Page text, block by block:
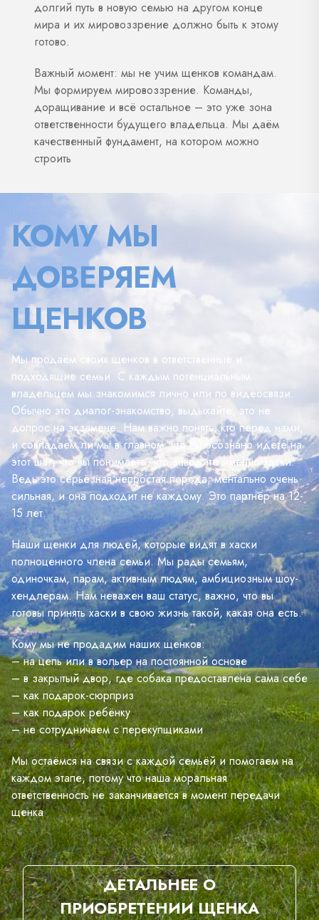
долгий путь в новую семью на другом конце
мира и их мировоззрение должно быть к этому
готово.
Важный момент: мы не учим щенков командам.
Мы формируем мировоззрение. Команды,
доращивание и всё остальное – это уже зона
ответственности будущего владельца. Мы даём
качественный фундамент, на котором можно
строить
КОМУ МЫ
ДОВЕРЯЕМ
ЩЕНКОВ
Мы продаём своих щенков в ответственные и
подходящие семьи. С каждым потенциальным
владельцем мы знакомимся лично или по видеосвязи.
Обычно это диалог-знакомство, выдыхайте, это не
допрос на экзамене. Нам важно понять, кто перед нами,
и совпадаем ли мы в главном: что вы осознано идете на
этот шаг, что вы понимаете, что заводите именно хаски.
Ведь это серьёзная непростая порода, ментально очень
сильная, и она подходит не каждому. Это партнёр на 12-
15 лет.
Наши щенки для людей, которые видят в хаски
полноценного члена семьи. Мы рады семьям,
одиночкам, парам, активным людям, амбициозным шоу-
хендлерам. Нам неважен ваш статус, важно, что вы
готовы принять хаски в свою жизнь такой, какая она есть.
Кому мы не продадим наших щенков:
– на цепь или в вольер на постоянной основе
– в закрытый двор, где собака предоставлена сама себе
– как подарок-сюрприз
– как подарок ребёнку
– не сотрудничаем с перекупщиками
Мы остаёмся на связи с каждой семьёй и помогаем на
каждом этапе, потому что наша моральная
ответственность не заканчивается в момент передачи
щенка
ДЕТАЛЬНЕЕ О
ПРИОБРЕТЕНИИ ЩЕНКА